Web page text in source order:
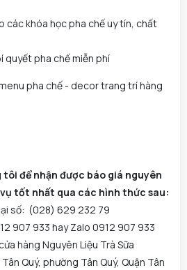
các khóa học pha chế uy tín, chất
quyết pha chế miễn phí
để nhận được báo giá nguyên
tốt nhất qua các hình thức sau:
số: (028) 629 232 79
907 933 hay Zalo 0912 907 933
hàng Nguyên Liệu Trà Sữa
Quý, phường Tân Quý, Quận Tân